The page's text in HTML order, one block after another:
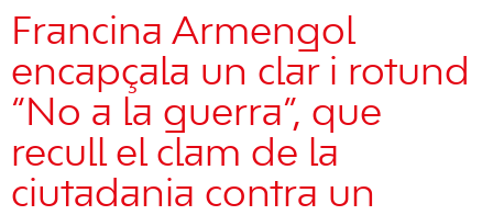
Francina Armengol
encapçala un clar i rotund
“No a la guerra”, que
recull el clam de la
ciutadania contra un